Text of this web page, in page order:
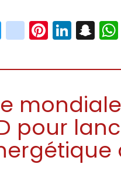
Twitter
instagram
Pinterest
pour